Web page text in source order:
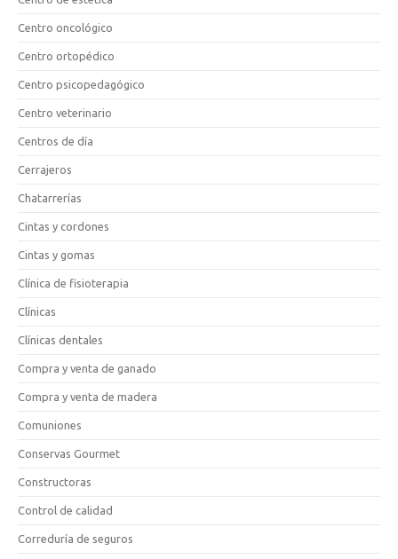
Centro oncológico
Centro ortopédico
Centro psicopedagógico
Centro veterinario
Centros de día
Cerrajeros
Chatarrerías
Cintas y cordones
Cintas y gomas
Clínica de fisioterapia
Clínicas
Clínicas dentales
Compra y venta de ganado
Compra y venta de madera
Comuniones
Conservas Gourmet
Constructoras
Control de calidad
Correduría de seguros